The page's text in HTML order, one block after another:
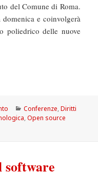
del Comune di Roma.
e coinvolgerà
poliedrico delle nuove
Categorie
Conferenze,Diritti
,Open source